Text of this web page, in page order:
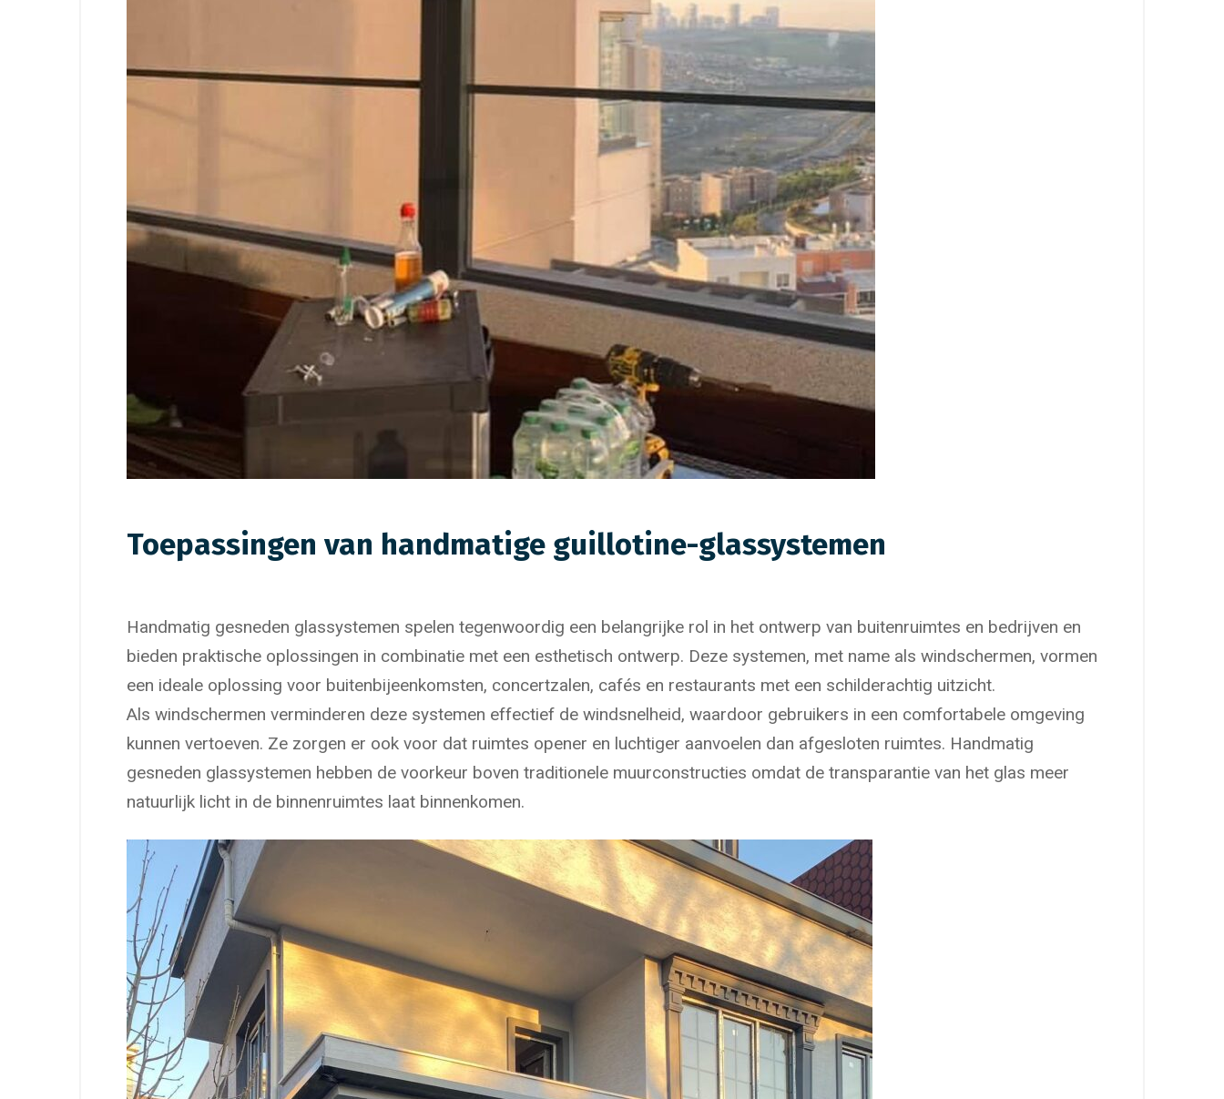
Toepassingen van handmatige guillotine-glassystemen
Handmatig gesneden glassystemen spelen tegenwoordig een belangrijke rol in het ontwerp van buitenruimtes en bedrijven en
bieden praktische oplossingen in combinatie met een esthetisch ontwerp. Deze systemen, met name als windschermen, vormen
een ideale oplossing voor buitenbijeenkomsten, concertzalen, cafés en restaurants met een schilderachtig uitzicht.
Als windschermen verminderen deze systemen effectief de windsnelheid, waardoor gebruikers in een comfortabele omgeving
kunnen vertoeven. Ze zorgen er ook voor dat ruimtes opener en luchtiger aanvoelen dan afgesloten ruimtes. Handmatig
gesneden glassystemen hebben de voorkeur boven traditionele muurconstructies omdat de transparantie van het glas meer
natuurlijk licht in de binnenruimtes laat binnenkomen.